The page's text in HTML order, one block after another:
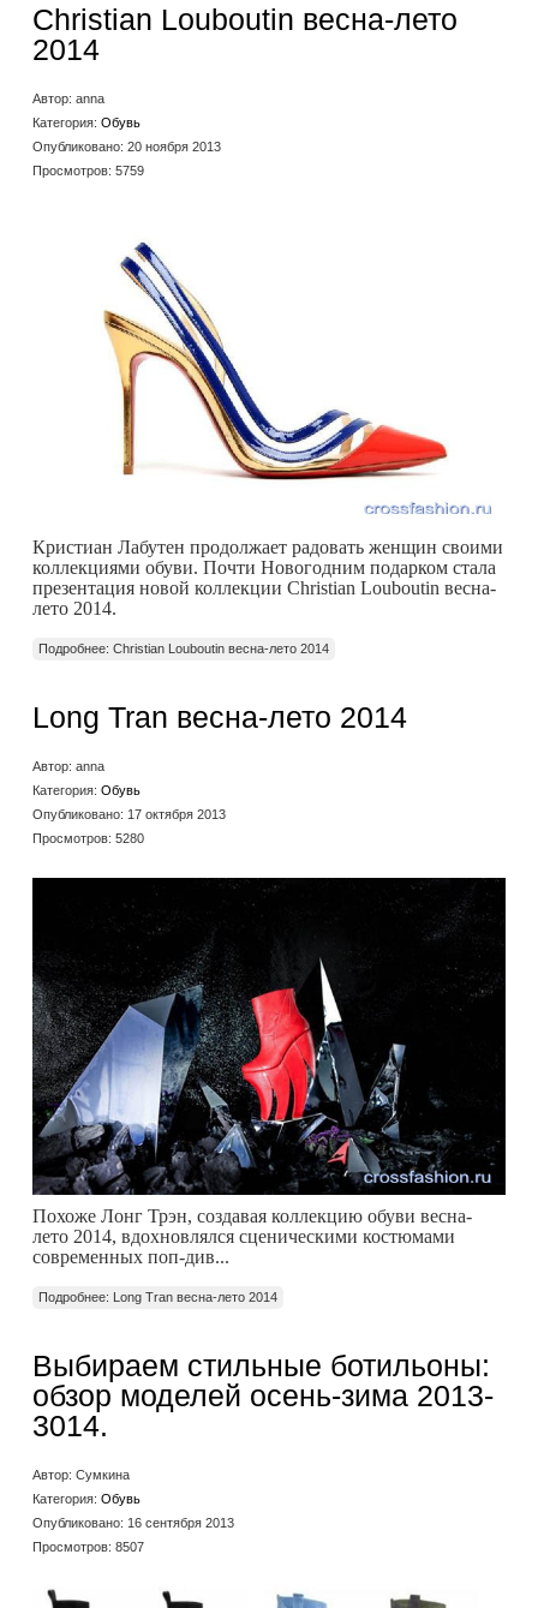
Christian Louboutin весна-лето
2014
Автор: anna
Категория: Обувь
Опубликовано: 20 ноября 2013
Просмотров: 5759
Кристиан Лабутен продолжает радовать женщин своими
коллекциями обуви. Почти Новогодним подарком стала
презентация новой коллекции Christian Louboutin весна-
лето 2014.
Подробнее: Christian Louboutin весна-лето 2014
Long Tran весна-лето 2014
Автор: anna
Категория: Обувь
Опубликовано: 17 октября 2013
Просмотров: 5280
Похоже Лонг Трэн, создавая коллекцию обуви весна-
лето 2014, вдохновлялся сценическими костюмами
современных поп-див...
Подробнее: Long Tran весна-лето 2014
Выбираем стильные ботильоны:
обзор моделей осень-зима 2013-
3014.
Автор: Сумкина
Категория: Обувь
Опубликовано: 16 сентября 2013
Просмотров: 8507